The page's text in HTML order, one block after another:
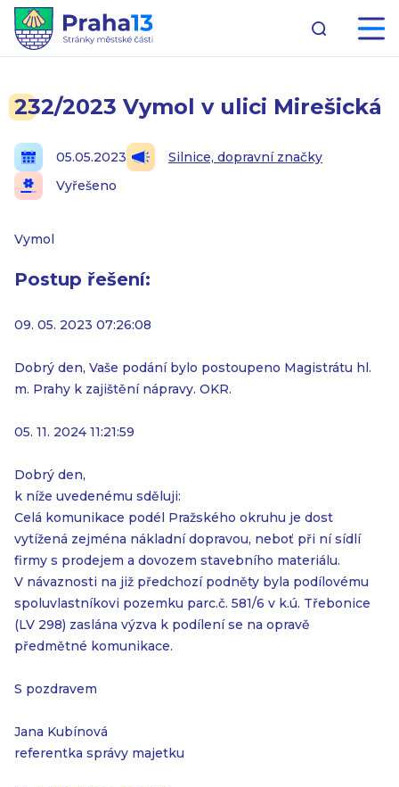
232/2023 Vymol v ulici Mirešická
05.05.2023
Silnice, dopravní značky
Vyřešeno
Vymol
Postup řešení:
09. 05. 2023 07:26:08
Dobrý den, Vaše podání bylo postoupeno Magistrátu hl.
m. Prahy k zajištění nápravy. OKR.
05. 11. 2024 11:21:59
Dobrý den,
k níže uvedenému sděluji:
Celá komunikace podél Pražského okruhu je dost
vytížená zejména nákladní dopravou, neboť při ní sídlí
firmy s prodejem a dovozem stavebního materiálu.
V návaznosti na již předchozí podněty byla podílovému
spoluvlastníkovi pozemku parc.č. 581/6 v k.ú. Třebonice
(LV 298) zaslána výzva k podílení se na opravě
předmětné komunikace.
S pozdravem
Jana Kubínová
referentka správy majetku